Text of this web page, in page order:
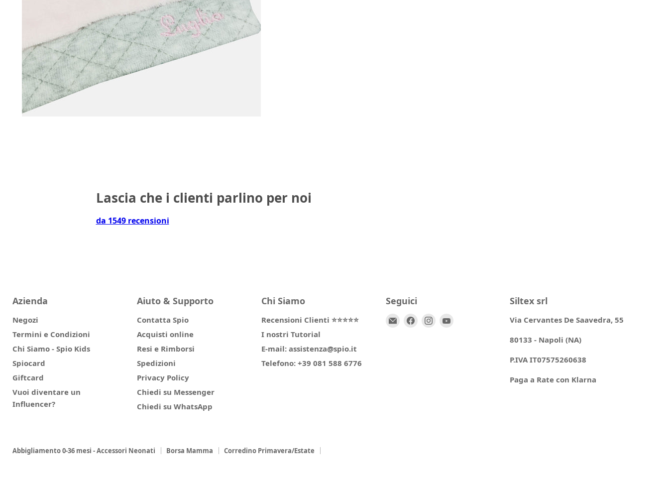
Lascia che i clienti parlino per noi
da 1549 recensioni
Azienda
Negozi
Termini e Condizioni
Chi Siamo - Spio Kids
Spiocard
Giftcard
Vuoi diventare un
Influencer?
Aiuto & Supporto
Contatta Spio
Acquisti online
Resi e Rimborsi
Spedizioni
Privacy Policy
Chiedi su Messenger
Chiedi su WhatsApp
Chi Siamo
Recensioni Clienti ⭐⭐⭐⭐⭐
I nostri Tutorial
E-mail: assistenza@spio.it
Telefono: +39 081 588 6776
Seguici
Email
TrovaciTrovaci
Siltex srl
Via Cervantes De Saavedra, 55
80133 - Napoli (NA)
P.IVA IT07575260638
Paga a Rate con Klarna
Abbigliamento 0-36 mesi - Accessori Neonati Borsa Mamma
Corredino Primavera/Estate